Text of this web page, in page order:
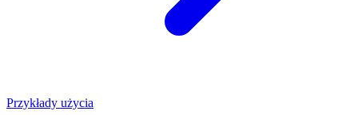
Przykłady użycia